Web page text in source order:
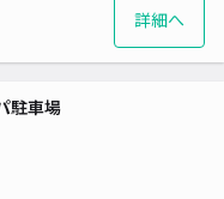
詳細へ
駐車場